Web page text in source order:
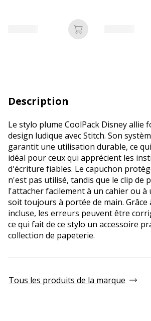
Ajouter au panier
Description
Le stylo plume CoolPack Disney allie
design ludique avec Stitch. Son
garantit une utilisation durable, ce
idéal pour ceux qui apprécient les
d'écriture fiables. Le capuchon
n'est pas utilisé, tandis que le clip de
l'attacher facilement à un cahier ou à
soit toujours à portée de main. Grâce
incluse, les erreurs peuvent être
ce qui fait de ce stylo un accessoire
collection de papeterie.
Tous les produits de la marque